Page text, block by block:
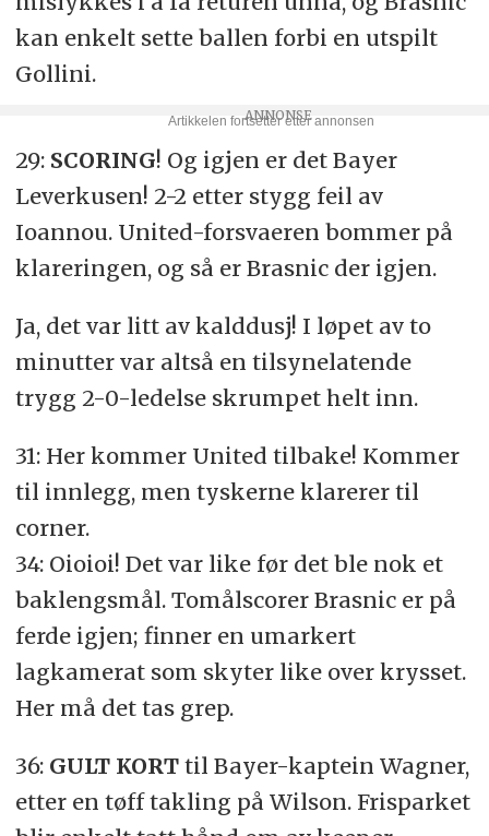
kan enkelt sette ballen forbi en utspilt
Gollini.
29: SCORING! Og igjen er det Bayer
Leverkusen! 2-2 etter stygg feil av
Ioannou. United-forsvaeren bommer på
klareringen, og så er Brasnic der igjen.
Ja, det var litt av kalddusj! I løpet av to
minutter var altså en tilsynelatende
trygg 2-0-ledelse skrumpet helt inn.
31: Her kommer United tilbake! Kommer
til innlegg, men tyskerne klarerer til
corner.
34: Oioioi! Det var like før det ble nok et
baklengsmål. Tomålscorer Brasnic er på
ferde igjen; finner en umarkert
lagkamerat som skyter like over krysset.
Her må det tas grep.
36: GULT KORTtil Bayer-kaptein Wagner,
etter en tøff takling på Wilson. Frisparket